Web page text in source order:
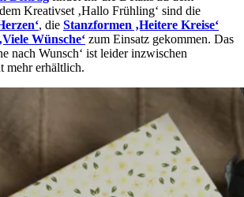
Kreativset ‚Hallo Frühling‘ sind die
, die Stanzformen ‚Heitere Kreise‘
Wünsche‘ zum Einsatz gekommen. Das
nach Wunsch‘ ist leider inzwischen
mehr erhältlich.